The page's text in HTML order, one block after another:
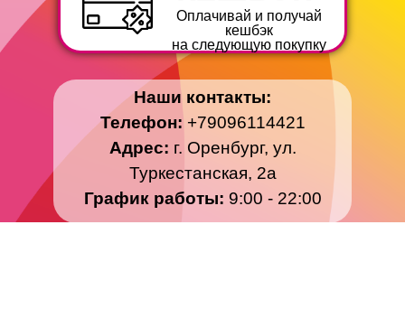
Оплачивай и получай
кешбэк
на следующую покупку
Наши контакты:
Телефон: +79096114421
Адрес: г. Оренбург, ул.
Туркестанская, 2а
График работы: 9:00 - 22:00